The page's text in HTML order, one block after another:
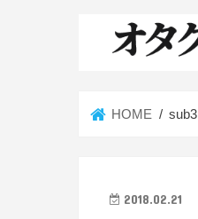
HOME sub3
2018.02.21